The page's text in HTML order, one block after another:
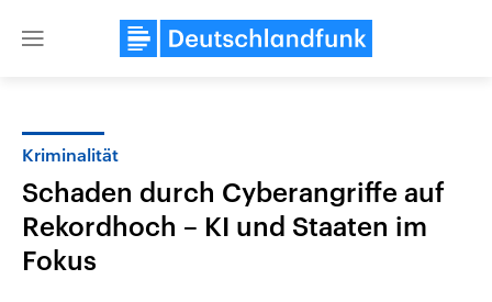
Close
Kriminalität
Schaden durch Cyberangriffe auf
Rekordhoch – KI und Staaten im
Fokus